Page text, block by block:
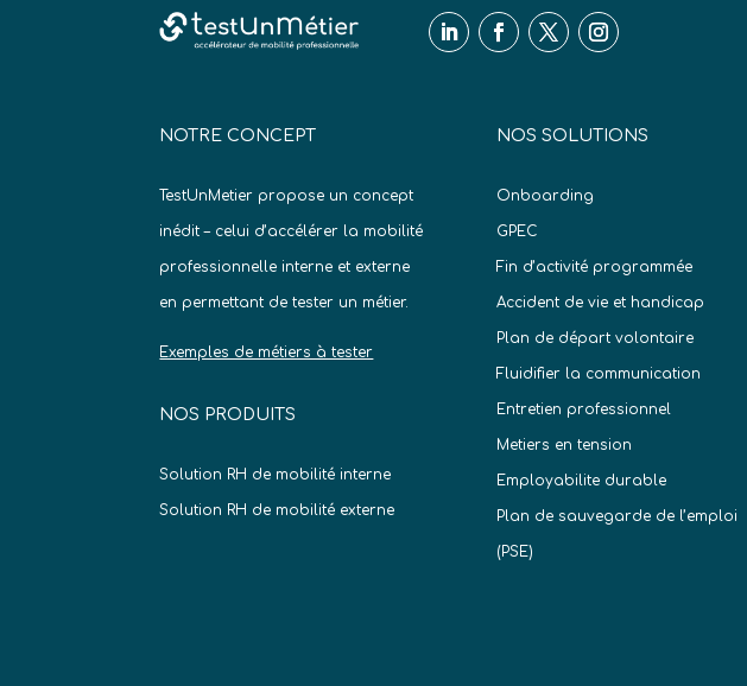
NOTRE CONCEPT
TestUnMetier propose un concept
inédit – celui d’accélérer la mobilité
professionnelle interne et externe
en permettant de tester un métier.
Exemples de métiers à tester
NOS PRODUITS
Solution RH de mobilité interne
Solution RH de mobilité externe
NOS SOLUTIONS
Onboarding
GPEC
Fin d’activité programmée
Accident de vie et handicap
Plan de départ volontaire
Fluidifier la communication
Entretien professionnel
Metiers en tension
Employabilite durable
Plan de sauvegarde de l’emploi
(PSE)